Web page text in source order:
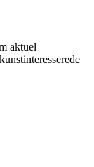
aktuel